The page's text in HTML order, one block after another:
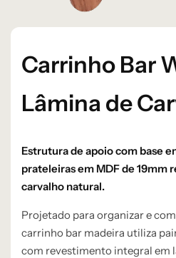
Carrinho Bar
Lâmina de
Estrutura de apoio com base
prateleiras em MDF de 19mm
carvalho natural.
Projetado para organizar e
carrinho bar madeira utiliza
com revestimento integral em